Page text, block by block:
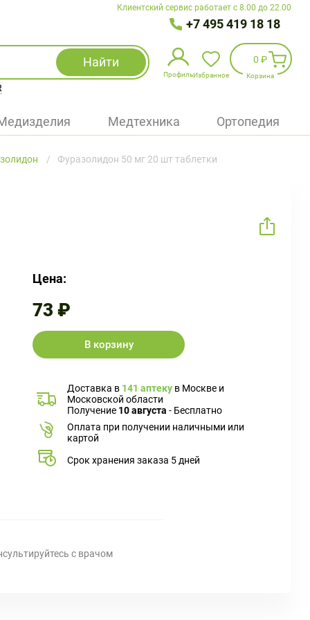
Клиентский сервис работает с 8.00 до 22.00
+7 495 419 18 18
Найти
Профиль
Избранное
Войти
Избранное
0 ₽
Корзина
Медтехника Ортопедия
Фуразолидон 50 мг 20 шт таблетки
Цена:
73 ₽
В корзину
Доставка в 141 аптеку в Москве и
Московской области
Получение 10 августа - Бесплатно
Оплата при получении наличными или
картой
Срок хранения заказа 5 дней
с врачом